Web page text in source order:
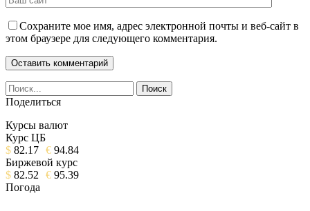
Сохраните мое имя, адрес электронной почты и веб-сайт в
этом браузере для следующего комментария.
Поделиться
Курсы валют
Курс ЦБ
$ 82.17 € 94.84
Биржевой курс
$ 82.52 € 95.39
Погода